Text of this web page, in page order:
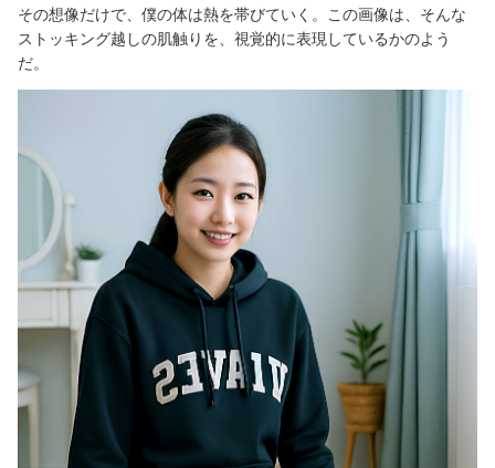
その想像だけで、僕の体は熱を帯びていく。この画像は、そんな
ストッキング越しの肌触りを、視覚的に表現しているかのよう
だ。